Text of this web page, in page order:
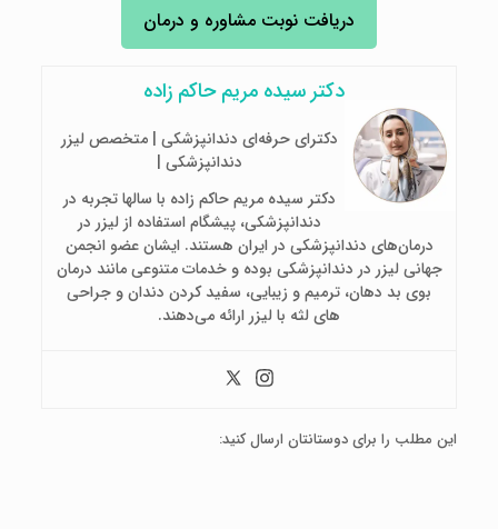
دریافت نوبت مشاوره و درمان
دکتر سیده مریم حاکم زاده
دکترای حرفه‌ای دندانپزشکی | متخصص لیزر
دندانپزشکی |
دکتر سیده مریم حاکم زاده با سالها تجربه در
دندانپزشکی، پیشگام استفاده از لیزر در
درمان‌های دندانپزشکی در ایران هستند. ایشان عضو انجمن
جهانی لیزر در دندانپزشکی بوده و خدمات متنوعی مانند درمان
بوی بد دهان، ترمیم و زیبایی، سفید کردن دندان و جراحی
های لثه با لیزر ارائه می‌دهند.
این مطلب را برای دوستانتان ارسال کنید: